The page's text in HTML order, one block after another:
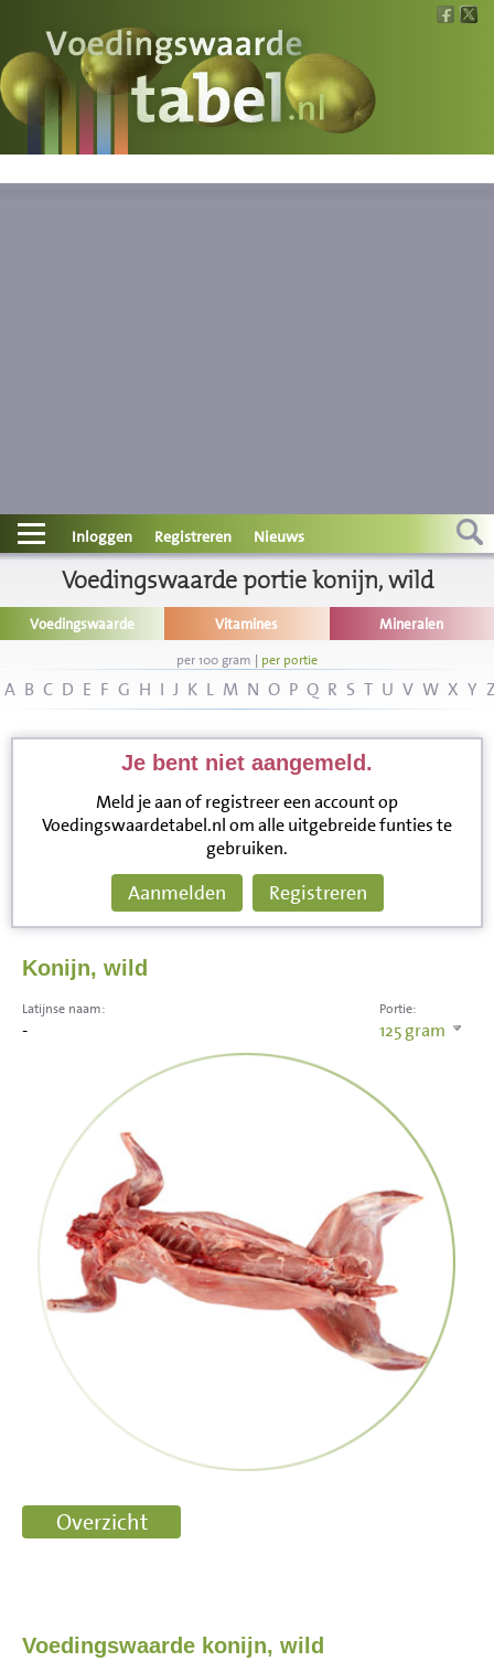
Voedingswaarde
Wat is wat?
Contact
Informatie
Disclaimer
Inloggen Registreren Nieuws
Voedingswaarde portie konijn, wild
Voedingswaarde Vitamines Mineralen
per 100 gram | per portie
A B C D E F G H I J K L M N O P Q R S T U V W X Y
Je bent niet aangemeld.
Meld je aan of registreer een account op
Voedingswaardetabel.nl om alle uitgebreide funties te
gebruiken.
Aanmelden Registreren
Konijn, wild
Portie:
125gram
Latijnse naam:
-
Voedingswaarde konijn, wild